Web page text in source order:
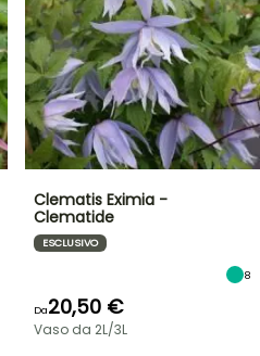
Clematis Eximia -
Clematide
ESCLUSIVO
8
Da20,50 €
Vaso da 2L/3L